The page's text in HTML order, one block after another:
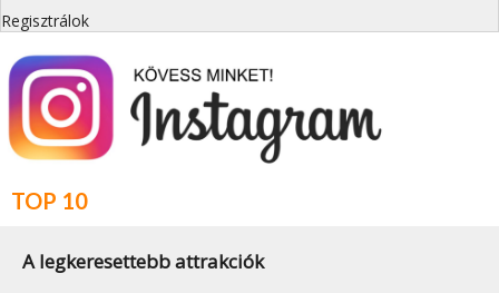
Regisztrálok
TOP 10
A legkeresettebb attrakciók